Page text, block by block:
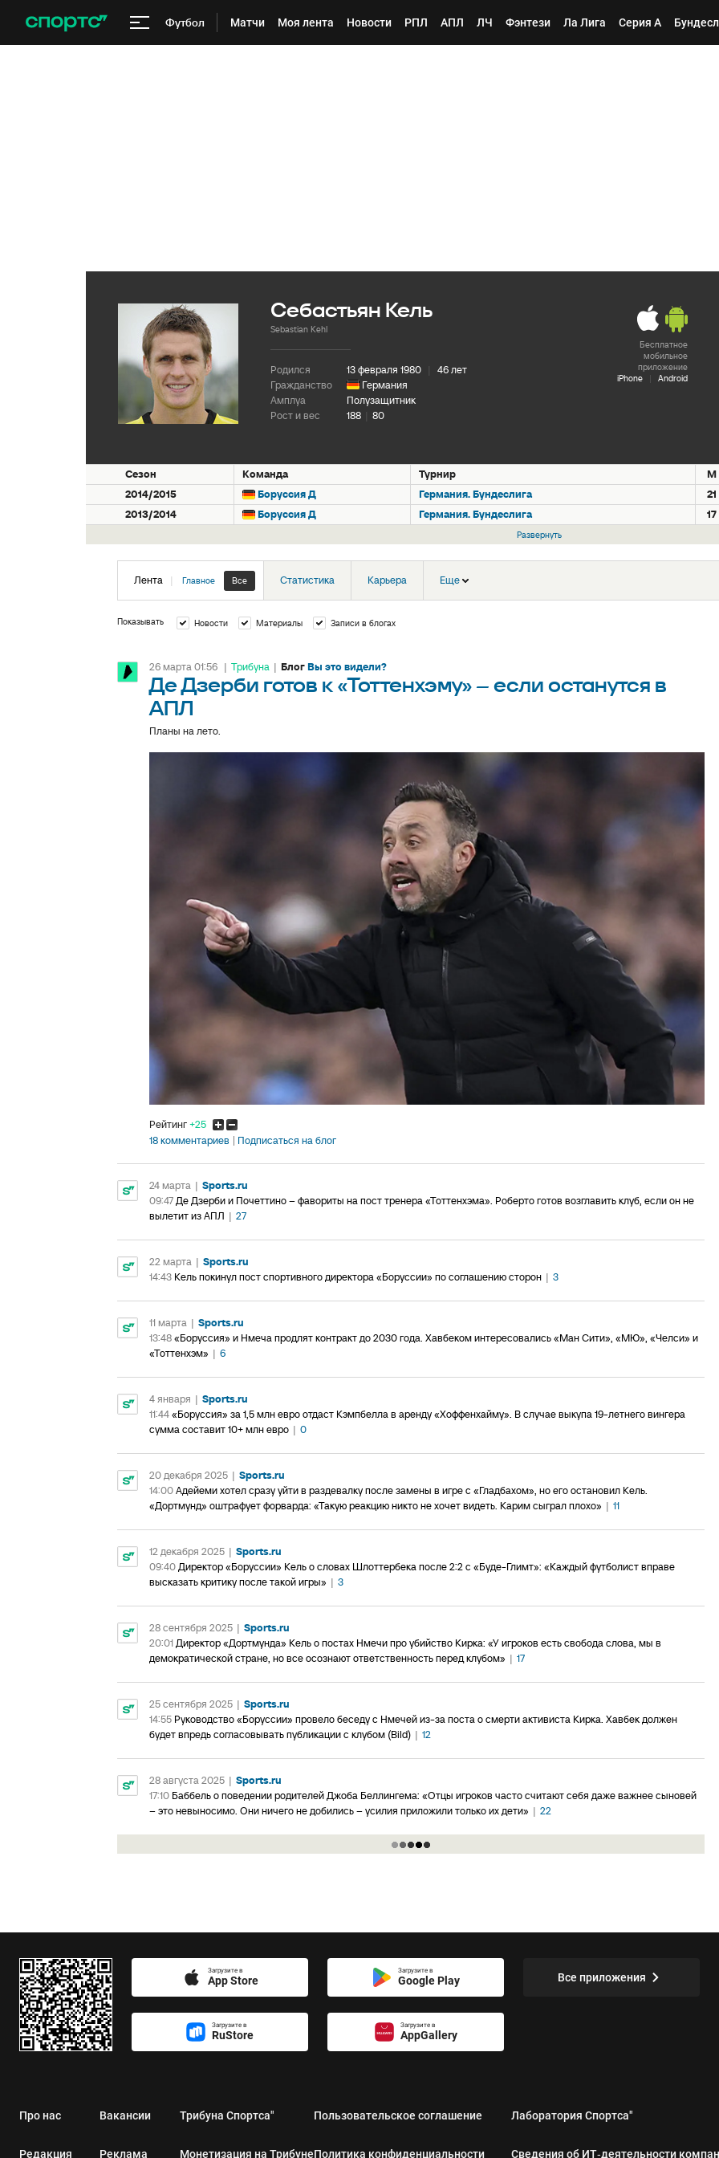
Футбол Матчи Моя лента Новости РПЛ АПЛ ЛЧ Фэнтези Ла Лига Серия А
Бесплатное
мобильное
приложение
iPhone
| Android
Себастьян Кель
Sebastian Kehl
Родился 13 февраля 1980
46 лет
Гражданство
Германия
Амплуа
Полузащитник
Рост и вес
188 80
Сезон Команда Турнир М
2014/2015
Боруссия Д Германия. Бундеслига 21
2013/2014
Боруссия Д Германия. Бундеслига 17
Развернуть
Лента | Главное Все Статистика Карьера Еще
Показывать Новости Материалы Записи в блогах
26 марта 01:56 | Трибуна | БлогВы это видели?
Де Дзерби готов к «Тоттенхэму» – если останутся в
АПЛ
Планы на лето.
Рейтинг+25
18 комментариев
Подписаться на блог
24 марта | Sports.ru
09:47Де Дзерби и Почеттино – фавориты на пост тренера «Тоттенхэма». Роберто готов возглавить клуб, если он не
вылетит из АПЛ | 27
22 марта | Sports.ru
14:43 Кель покинул пост спортивного директора «Боруссии» по соглашению сторон | 3
11 марта | Sports.ru
13:48«Боруссия» и Нмеча продлят контракт до 2030 года. Хавбеком интересовались «Ман Сити», «МЮ», «Челси» и
«Тоттенхэм» | 6
4 января | Sports.ru
11:44«Боруссия» за 1,5 млн евро отдаст Кэмпбелла в аренду «Хоффенхайму». В случае выкупа 19-летнего вингера
сумма составит 10+ млн евро | 0
20 декабря 2025 | Sports.ru
14:00Адейеми хотел сразу уйти в раздевалку после замены в игре с «Гладбахом», но его остановил Кель.
«Дортмунд» оштрафует форварда: «Такую реакцию никто не хочет видеть. Карим сыграл плохо» | 11
12 декабря 2025 | Sports.ru
09:40Директор «Боруссии» Кель о словах Шлоттербека после 2:2 с «Буде-Глимт»: «Каждый футболист вправе
высказать критику после такой игры» | 3
28 сентября 2025 | Sports.ru
20:01Директор «Дортмунда» Кель о постах Нмечи про убийство Кирка: «У игроков есть свобода слова, мы в
демократической стране, но все осознают ответственность перед клубом» | 17
25 сентября 2025 | Sports.ru
14:55 Руководство «Боруссии» провело беседу с Нмечей из-за поста о смерти активиста Кирка. Хавбек должен
будет впредь согласовывать публикации с клубом (Bild) | 12
28 августа 2025 | Sports.ru
17:10 Баббель о поведении родителей Джоба Беллингема: «Отцы игроков часто считают себя даже важнее сыновей
– это невыносимо. Они ничего не добились – усилия приложили только их дети» | 22
Загрузите в
App Store
Загрузите в
Google Play
Загрузите в
RuStore
Загрузите в
AppGallery
Все приложения
Про нас
Редакция
Вакансии
Реклама
Трибуна Спортса"
Монетизация на Трибуне
Пользовательское соглашение
Политика конфиденциальности
Лаборатория Спортса"
Сведения об ИТ‑деятельности